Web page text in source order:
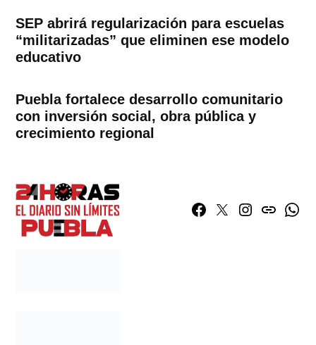
SEP abrirá regularización para escuelas
“militarizadas” que eliminen ese modelo
educativo
Puebla fortalece desarrollo comunitario
con inversión social, obra pública y
crecimiento regional
Facebook
TwitterInstagram
issuu